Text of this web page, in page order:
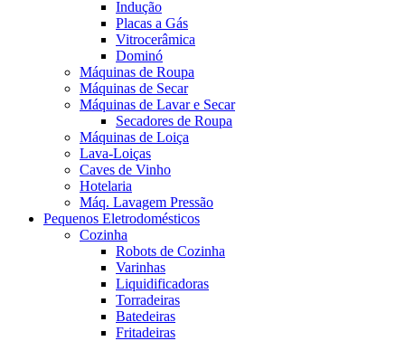
Indução
Placas a Gás
Vitrocerâmica
Dominó
Máquinas de Roupa
Máquinas de Secar
Máquinas de Lavar e Secar
Secadores de Roupa
Máquinas de Loiça
Lava-Loiças
Caves de Vinho
Hotelaria
Máq. Lavagem Pressão
Pequenos Eletrodomésticos
Cozinha
Robots de Cozinha
Varinhas
Liquidificadoras
Torradeiras
Batedeiras
Fritadeiras